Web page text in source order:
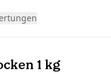
1 kg